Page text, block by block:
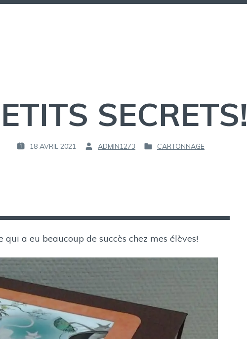
SECRETS!
P
L
18 AVRIL 2021
P
ADMIN1273
P
D
N
CARTONNAGE
a eu beaucoup de succès chez mes élèves!